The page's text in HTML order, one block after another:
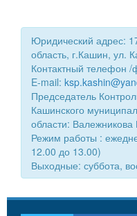
Юридический адрес:
область, г.Кашин, ул.
Контактный телефон
E-mail:
Председатель
Кашинского
области:
Режим работы :
12.00 до 13.00)
Выходные: суббота,